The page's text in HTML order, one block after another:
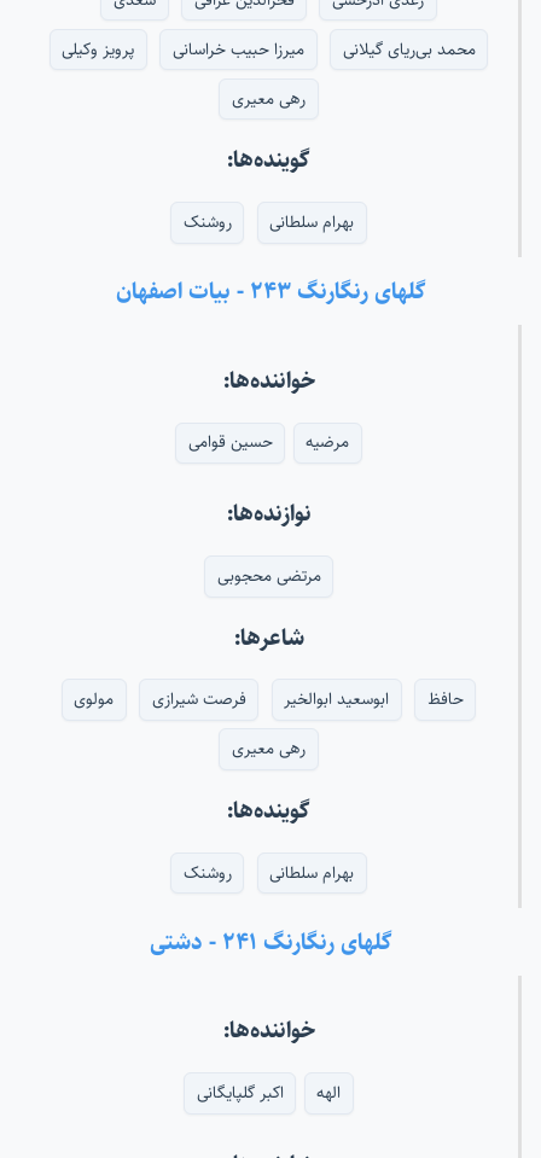
محمد بی‌ریای گیلانی
میرزا حبیب خراسانی
پرویز وکیلی
رهی معیری
گوینده‌ها:
بهرام سلطانی روشنک
گلهای رنگارنگ ۲۴۳ - بیات اصفهان
خواننده‌ها:
مرضیه حسین قوامی
نوازنده‌ها:
مرتضی محجوبی
شاعرها:
حافظ ابوسعید ابوالخیر فرصت شیرازی
مولوی
رهی معیری
گوینده‌ها:
بهرام سلطانی روشنک
گلهای رنگارنگ ۲۴۱ - دشتی
خواننده‌ها:
الهه اکبر گلپایگانی